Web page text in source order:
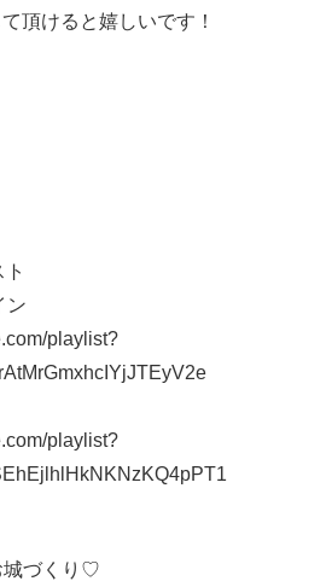
頂けると嬉しいです！
ン
playlist?
playlist?
城づくり♡